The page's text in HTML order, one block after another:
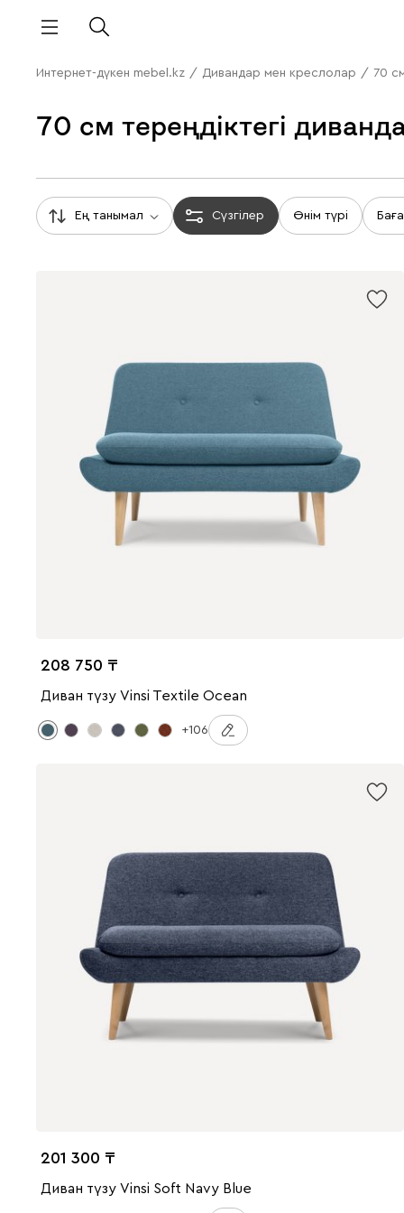
Интернет-дүкен mebel.kz / Дивандар мен креслолар / 70
70 см тереңдіктегі
Ең танымал Сүзгілер Өнім түрі
208 750
Диван түзу Vinsi Textile Ocean
+106
201 300
Диван түзу Vinsi Soft Navy Blue